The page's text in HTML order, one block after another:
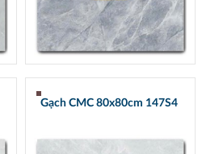
Gạch CMC 80x80cm 147S4